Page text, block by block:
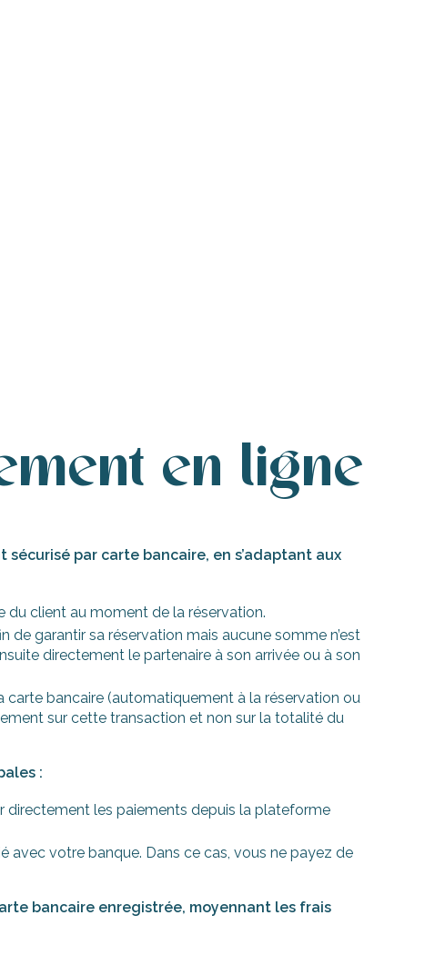
en ligne
par carte bancaire, en s’adaptant aux
du client au moment de la réservation.
garantir sa réservation mais aucune somme n’est
directement le partenaire à son arrivée ou à son
bancaire (automatiquement à la réservation ou
sur cette transaction et non sur la totalité du
:
directement les paiements depuis la plateforme
avec votre banque. Dans ce cas, vous ne payez de
bancaire enregistrée, moyennant les frais